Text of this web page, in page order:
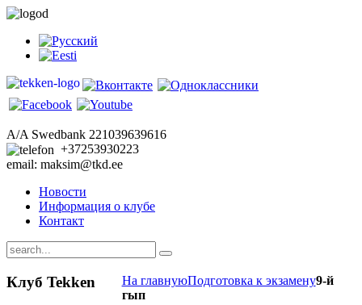
A/A Swedbank 221039639616
+37253930223
email: maksim@tkd.ee
Новости
Информация о клубе
Контакт
На главнуюПодготовка к экзамену9-й
гып
Клуб Tekken